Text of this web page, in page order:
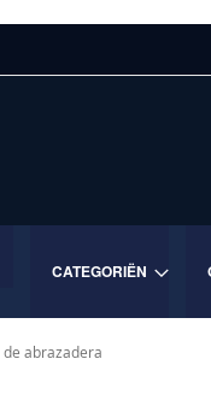
CATEGORIËN
abrazadera